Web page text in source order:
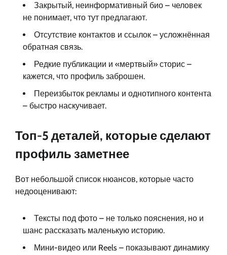
Закрытый, неинформативный био – человек
не понимает, что тут предлагают.
Отсутствие контактов и ссылок – усложнённая
обратная связь.
Редкие публикации и «мертвый» сторис –
кажется, что профиль заброшен.
Переизбыток рекламы и однотипного контента
– быстро наскучивает.
Топ-5 деталей, которые сделают
профиль заметнее
Вот небольшой список нюансов, которые часто
недооценивают:
Тексты под фото – не только пояснения, но и
шанс рассказать маленькую историю.
Мини-видео или Reels – показывают динамику